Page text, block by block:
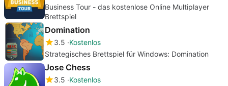
Business Tour - das kostenlose Online Multiplayer
Brettspiel
Domination
3.5 Kostenlos
Strategisches Brettspiel für Windows: Domination
Jose Chess
3.5 Kostenlos